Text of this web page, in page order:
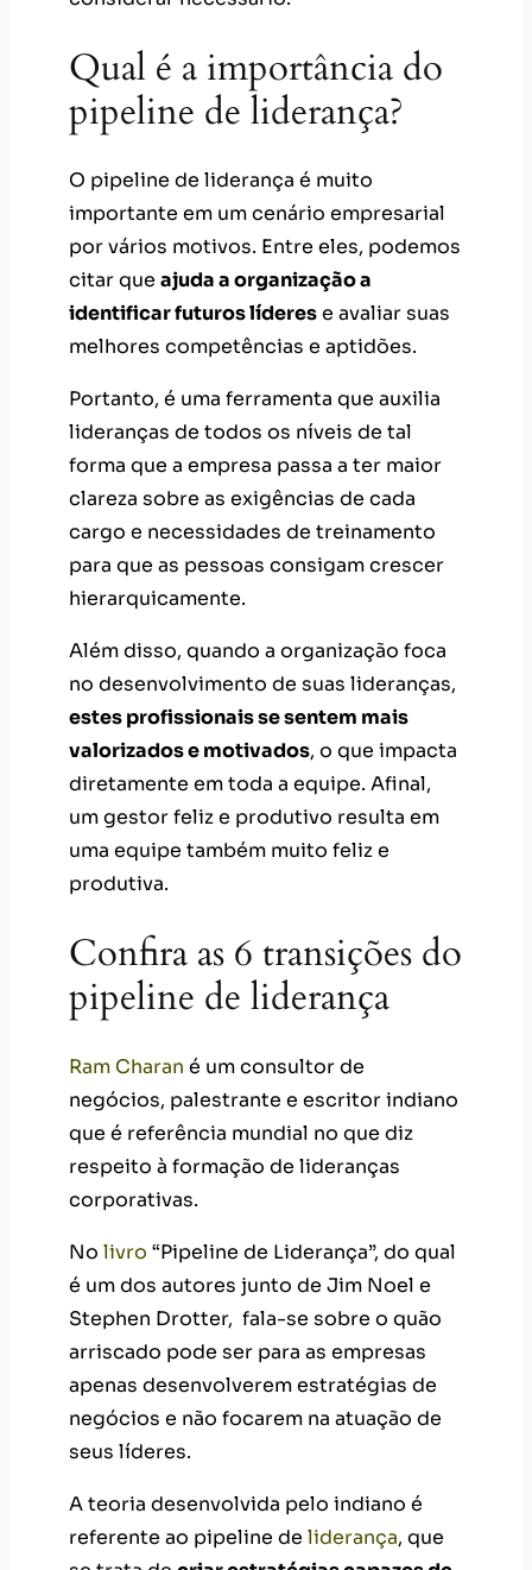
Qual é a importância do
pipeline de liderança?
O pipeline de liderança é muito
importante em um cenário empresarial
por vários motivos. Entre eles, podemos
citar que ajuda a organização a
identificar futuros líderese avaliar suas
melhores competências e aptidões.
Portanto, é uma ferramenta que auxilia
lideranças de todos os níveis de tal
forma que a empresa passa a ter maior
clareza sobre as exigências de cada
cargo e necessidades de treinamento
para que as pessoas consigam crescer
hierarquicamente.
Além disso, quando a organização foca
no desenvolvimento de suas lideranças,
estes profissionais se sentem mais
valorizados e motivados, o que impacta
diretamente em toda a equipe. Afinal,
um gestor feliz e produtivo resulta em
uma equipe também muito feliz e
produtiva.
Confira as 6 transições do
pipeline de liderança
Ram Charan é um consultor de
negócios, palestrante e escritor indiano
que é referência mundial no que diz
respeito à formação de lideranças
corporativas.
No livro “Pipeline de Liderança”, do qual
é um dos autores junto de Jim Noel e
Stephen Drotter, fala-se sobre o quão
arriscado pode ser para as empresas
apenas desenvolverem estratégias de
negócios e não focarem na atuação de
seus líderes.
A teoria desenvolvida pelo indiano é
referente ao pipeline de liderança, que